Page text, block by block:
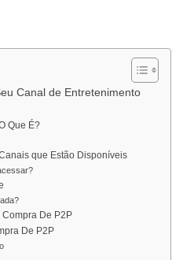
Canal de Entretenimento
Que É?
que Estão Disponíveis
De P2P
De P2P